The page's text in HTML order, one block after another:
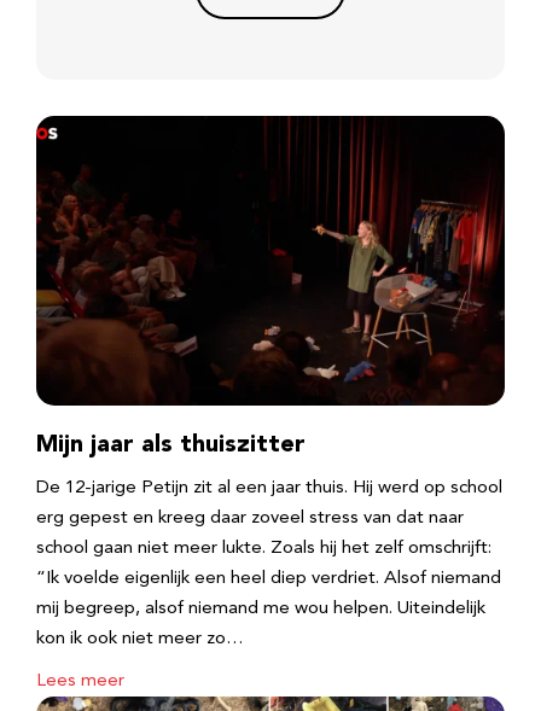
Mijn jaar als thuiszitter
De 12-jarige Petijn zit al een jaar thuis. Hij werd op school
erg gepest en kreeg daar zoveel stress van dat naar
school gaan niet meer lukte. Zoals hij het zelf omschrijft:
“Ik voelde eigenlijk een heel diep verdriet. Alsof niemand
mij begreep, alsof niemand me wou helpen. Uiteindelijk
kon ik ook niet meer zo…
Lees meer